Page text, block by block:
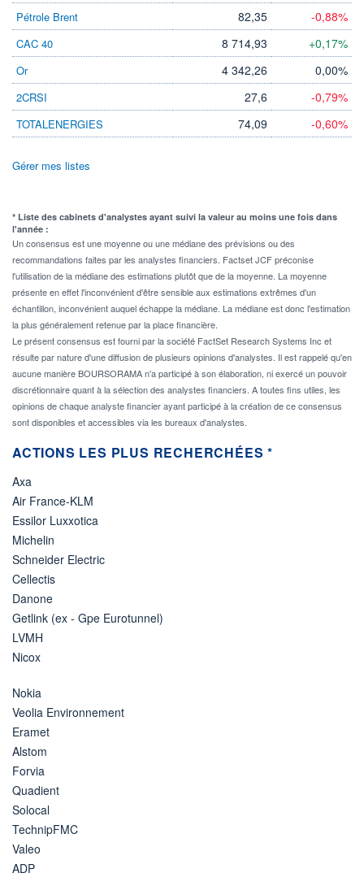
Pétrole Brent 82,35 -0,88%
CAC 40 8 714,93 +0,17%
Or 4 342,26 0,00%
2CRSI 27,6 -0,79%
TOTALENERGIES 74,09 -0,60%
Gérer mes listes
* Liste des cabinets d'analystes ayant suivi la valeur au moins une fois dans
l'année :
Un consensus est une moyenne ou une médiane des prévisions ou des
recommandations faites par les analystes financiers. Factset JCF préconise
l'utilisation de la médiane des estimations plutôt que de la moyenne. La moyenne
présente en effet l'inconvénient d'être sensible aux estimations extrêmes d'un
échantillon, inconvénient auquel échappe la médiane. La médiane est donc l'estimation
la plus généralement retenue par la place financière.
Le présent consensus est fourni par la société FactSet Research Systems Inc et
résulte par nature d'une diffusion de plusieurs opinions d'analystes. Il est rappelé qu'en
aucune manière BOURSORAMA n'a participé à son élaboration, ni exercé un pouvoir
discrétionnaire quant à la sélection des analystes financiers. A toutes fins utiles, les
opinions de chaque analyste financier ayant participé à la création de ce consensus
sont disponibles et accessibles via les bureaux d'analystes.
ACTIONS LES PLUS RECHERCHÉES *
Axa
Air France-KLM
Essilor Luxxotica
Michelin
Schneider Electric
Cellectis
Danone
Getlink (ex - Gpe Eurotunnel)
LVMH
Nicox
Nokia
Veolia Environnement
Eramet
Alstom
Forvia
Quadient
Solocal
TechnipFMC
Valeo
ADP